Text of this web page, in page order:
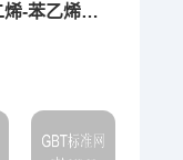
下一篇：GB/T45464-2025道路用苯乙烯-丁二烯-苯乙烯嵌段共聚物（SBS）改性沥青改性剂含量检测方法